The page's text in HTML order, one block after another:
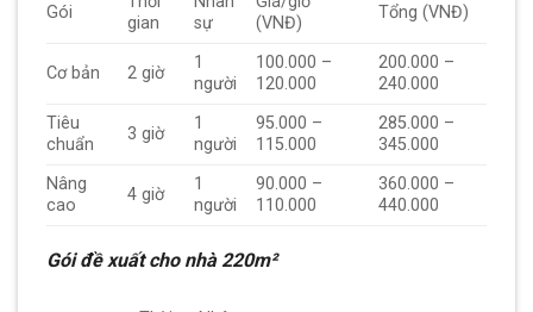
Gói
gian
sự
(VNĐ)
Tổng (VNĐ)
Cơ bản 2 giờ
1
người
100.000 –
120.000
200.000 –
240.000
Tiêu
chuẩn
3 giờ
1
người
95.000 –
115.000
285.000 –
345.000
Nâng
cao
4 giờ
1
người
90.000 –
110.000
360.000 –
440.000
Gói đề xuất cho nhà 220m²